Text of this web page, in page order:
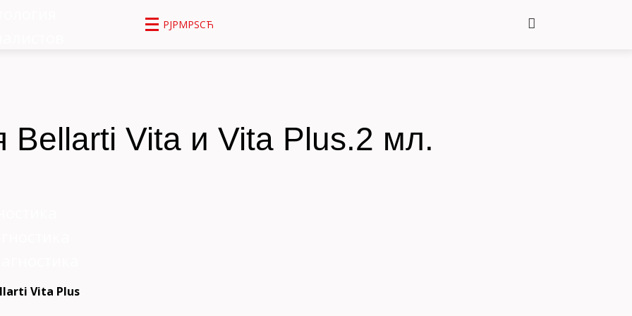
РЈРΜРЅСЋ
Bellarti Vita и Vita Plus.2 мл.
Vita Plus